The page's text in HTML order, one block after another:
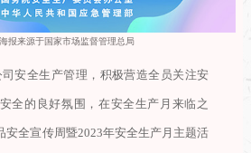
海报来源于国家市场监督管理总局
安全生产管理，积极营造全员关注安
全的良好氛围，在安全生产月来临之
安全宣传周暨2023年安全生产月主题活